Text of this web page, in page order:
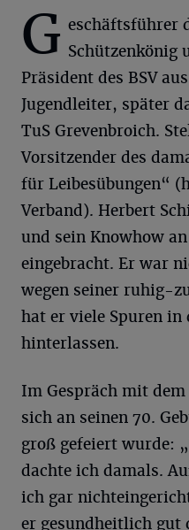
G eschäftsführer
Schützenkönig
Präsident des BSV
Jugendleiter, später
TuS Grevenbroich.
Vorsitzender des
für Leibesübungen“
Verband). Herbert
und sein Knowhow
eingebracht. Er war
wegen seiner ruhig-
hat er viele Spuren in
hinterlassen.
Im Gespräch mit
sich an seinen 70.
groß gefeiert wurde:
dachte ich damals.
ich gar
er gesundheitlich gut